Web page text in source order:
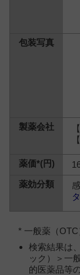
* 一般薬（
検索結果は
ック）＞一
的医薬品等